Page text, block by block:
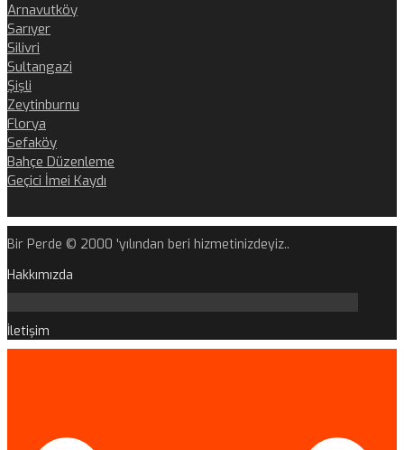
Arnavutköy
Sarıyer
Silivri
Sultangazi
Şişli
Zeytinburnu
Florya
Sefaköy
Bahçe Düzenleme
Geçici İmei Kaydı
Bir Perde © 2000 'yılından beri hizmetinizdeyiz..
Hakkımızda
İletişim